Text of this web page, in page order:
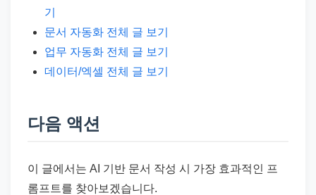
기
문서 자동화 전체 글 보기
업무 자동화 전체 글 보기
데이터/엑셀 전체 글 보기
다음 액션
이 글에서는 AI 기반 문서 작성 시 가장 효과적인 프
롬프트를 찾아보겠습니다.